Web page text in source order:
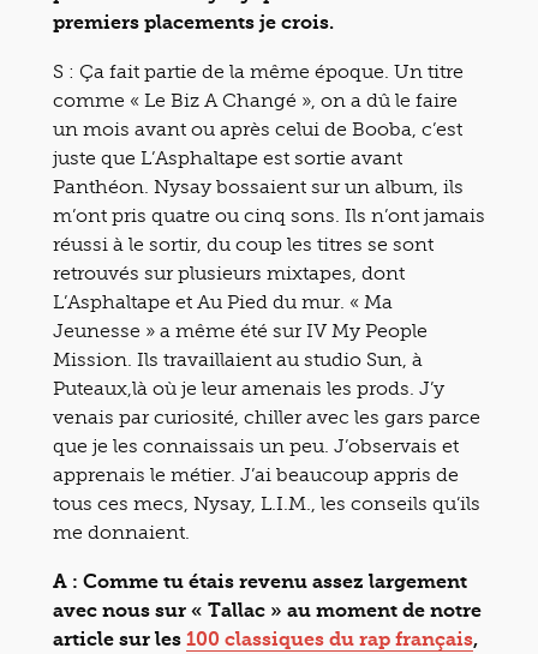
premiers placements je crois.
S : Ça fait partie de la même époque. Un titre
comme « Le Biz A Changé », on a dû le faire
un mois avant ou après celui de Booba, c’est
juste que L’Asphaltape est sortie avant
Panthéon. Nysay bossaient sur un album, ils
m’ont pris quatre ou cinq sons. Ils n’ont jamais
réussi à le sortir, du coup les titres se sont
retrouvés sur plusieurs mixtapes, dont
L’Asphaltape et Au Pied du mur. « Ma
Jeunesse » a même été sur IV My People
Mission. Ils travaillaient au studio Sun, à
Puteaux,là où je leur amenais les prods. J’y
venais par curiosité, chiller avec les gars parce
que je les connaissais un peu. J’observais et
apprenais le métier. J’ai beaucoup appris de
tous ces mecs, Nysay, L.I.M., les conseils qu’ils
me donnaient.
A : Comme tu étais revenu assez largement
avec nous sur « Tallac » au moment de notre
article sur les 100 classiques du rap français,